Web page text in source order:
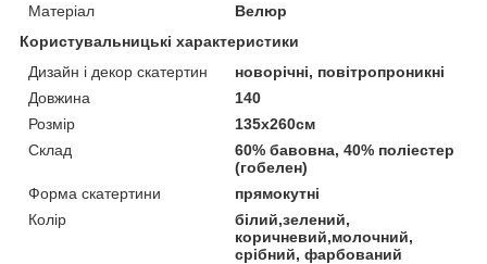
Матеріал
Велюр
Користувальницькі характеристики
Дизайн і декор скатертин
новорічні, повітропроникні
Довжина
140
Розмір
135х260см
Склад
60% бавовна, 40% поліестер
(гобелен)
Форма скатертини
прямокутні
Колір
білий,зелений,
коричневий,молочний,
срібний, фарбований